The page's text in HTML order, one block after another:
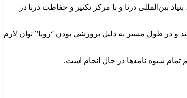
بین‌المللی درنا و با مرکز تکثیر و حفاظت درنا در
و در طول مسیر به دلیل پرورشی بودن “رویا” توان لازم
تمام شیوه نامه‌ها در حال انجام است.